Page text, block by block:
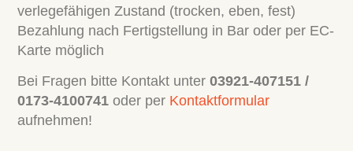
verlegefähigen Zustand (trocken, eben, fest)
Bezahlung nach Fertigstellung in Bar oder per EC-
Karte möglich
Bei Fragen bitte Kontakt unter03921-407151 /
0173-4100741 oder per Kontaktformular
aufnehmen!